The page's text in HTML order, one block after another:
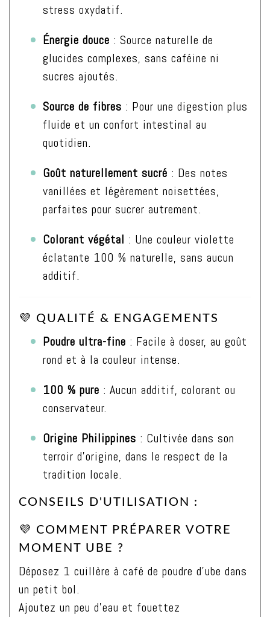
stress oxydatif.
Énergie douce : Source naturelle de
glucides complexes, sans caféine ni
sucres ajoutés.
Source de fibres : Pour une digestion plus
fluide et un confort intestinal au
quotidien.
Goût naturellement sucré : Des notes
vanillées et légèrement noisettées,
parfaites pour sucrer autrement.
Colorant végétal : Une couleur violette
éclatante 100 % naturelle, sans aucun
additif.
💜 QUALITÉ & ENGAGEMENTS
Poudre ultra-fine : Facile à doser, au goût
rond et à la couleur intense.
100 % pure : Aucun additif, colorant ou
conservateur.
Origine Philippines : Cultivée dans son
terroir d’origine, dans le respect de la
tradition locale.
CONSEILS D'UTILISATION :
💜 COMMENT PRÉPARER VOTRE
MOMENT UBE ?
Déposez 1 cuillère à café de poudre d’ube dans
un petit bol.
Ajoutez un peu d’eau et fouettez